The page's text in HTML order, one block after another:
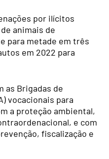
por ilícitos
animais de
para metade em três
em 2022 para
as Brigadas de
vocacionais para
a proteção ambiental,
e com
fiscalização e